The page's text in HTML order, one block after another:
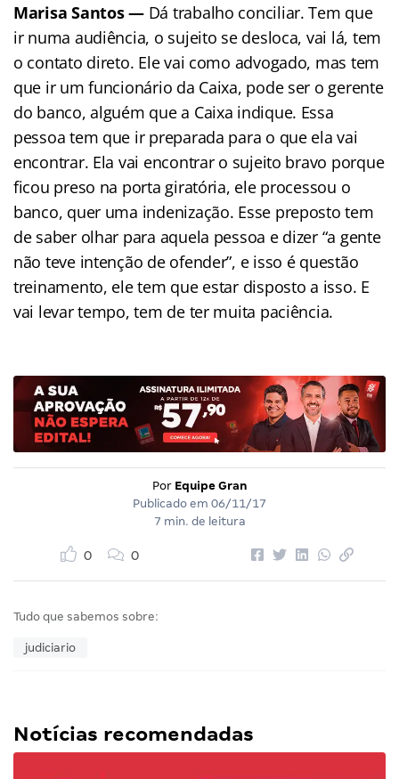
Marisa Santos —Dá trabalho conciliar. Tem que
ir numa audiência, o sujeito se desloca, vai lá, tem
o contato direto. Ele vai como advogado, mas tem
que ir um funcionário da Caixa, pode ser o gerente
do banco, alguém que a Caixa indique. Essa
pessoa tem que ir preparada para o que ela vai
encontrar. Ela vai encontrar o sujeito bravo porque
ficou preso na porta giratória, ele processou o
banco, quer uma indenização. Esse preposto tem
de saber olhar para aquela pessoa e dizer “a gente
não teve intenção de ofender”, e isso é questão
treinamento, ele tem que estar disposto a isso. E
vai levar tempo, tem de ter muita paciência.
Por Equipe Gran
Publicado em 06/11/17
7 min. de leitura
0 0
Tudo que sabemos sobre:
judiciario
Notícias recomendadas